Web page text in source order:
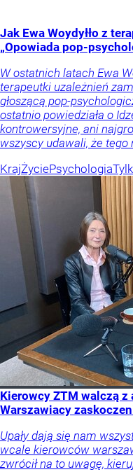
Jak Ewa Woydyłło z
„Opowiada pop-
W ostatnich latach Ewa
terapeutki uzależnień
głoszącą pop-
ostatnio powiedziała o
kontrowersyjne, ani
wszyscy udawali, że tego
KrajŻyciePsychologia
Kierowcy ZTM walczą
Warszawiacy
Upały dają się nam
wcale kierowców
zwrócił na to uwagę,